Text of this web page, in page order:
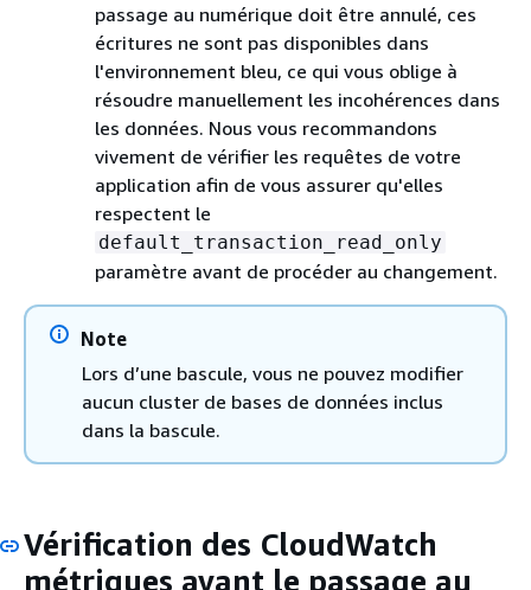
passage au numérique doit être annulé, ces
écritures ne sont pas disponibles dans
l'environnement bleu, ce qui vous oblige à
résoudre manuellement les incohérences dans
les données. Nous vous recommandons
vivement de vérifier les requêtes de votre
application afin de vous assurer qu'elles
respectent le
default_transaction_read_only
paramètre avant de procéder au changement.
Note
Lors d’une bascule, vous ne pouvez modifier
aucun cluster de bases de données inclus
dans la bascule.
Vérification des CloudWatch
métriques avant le passage au